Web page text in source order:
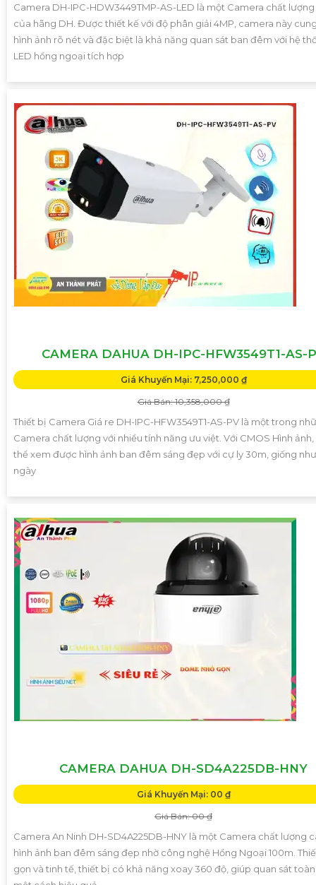
Camera DH-IPC-HDW3449TMP-AS-LED là một Camera chất
của hãng DH. Được thiết kế với độ phân giải 4MP, camera này
hình ảnh rõ nét và đặc biệt là khả năng quan sát ban đêm với hệ
LED hồng ngoại tích hợp
CAMERA DAHUA DH-IPC-HFW3549T1-AS-
Giá Khuyến Mại: 7,250,000 ₫
Giá Bán: 10,358,000 ₫
Thiết bị Camera Giá re DH-IPC-HFW3549T1-AS-PV là một trong
Camera chất lượng với nhiều tính năng ưu việt. Với CMOS Hình
thể xem được hình ảnh ban đêm sáng đẹp với cự ly 30m, giống
ngày
CAMERA DAHUA DH-SD4A225DB-HNY
Giá Khuyến Mại: 00 ₫
Giá Bán: 00 ₫
Camera An Ninh DH-SD4A225DB-HNY là một Camera chất lượng
hình ảnh ban đêm sáng đẹp nhờ công nghệ Hồng Ngoại 100m.
gọn và tinh tế, thiết bị có khả năng xoay 360 độ, giúp quan sát